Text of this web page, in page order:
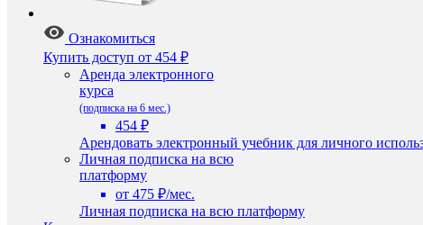
Ознакомиться
Купить доступ от 454 ₽
Аренда электронного
курса
(подписка на 6 мес.)
454 ₽
Арендовать электронный учебник для личного
Личная подписка на всю
платформу
от 475 ₽/мес.
Личная подписка на всю платформу